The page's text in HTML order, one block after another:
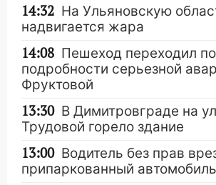
14:32 На Ульяновскую
надвигается жара
14:08 Пешеход переходил
подробности серьезной
Фруктовой
13:30 В Димитровграде на
Трудовой горело здание
13:00 Водитель без прав
припаркованный автомобиль